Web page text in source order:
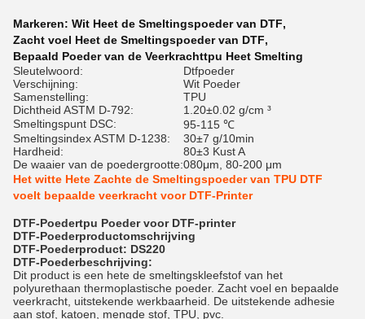
Markeren: Wit Heet de Smeltingspoeder van DTF,
Zacht voel Heet de Smeltingspoeder van DTF,
Bepaald Poeder van de Veerkrachttpu Heet Smelting
Sleutelwoord:
Dtfpoeder
Verschijning:
Wit Poeder
Samenstelling:
TPU
Dichtheid ASTM D-792:
1.20±0.02 g/cm ³
Smeltingspunt DSC:
95-115 ℃
Smeltingsindex ASTM D-1238:
30±7 g/10min
Hardheid:
80±3 Kust A
De waaier van de poedergrootte:080μm, 80-200 μm
Het witte Hete Zachte de Smeltingspoeder van TPU DTF
voelt bepaalde veerkracht voor DTF-Printer
DTF-Poedertpu Poeder voor DTF-printer
DTF-Poederproductomschrijving
DTF-Poederproduct: DS220
DTF-Poederbeschrijving:
Dit product is een hete de smeltingskleefstof van het
polyurethaan thermoplastische poeder. Zacht voel en bepaalde
veerkracht, uitstekende werkbaarheid. De uitstekende adhesie
aan stof, katoen, mengde stof, TPU, pvc.